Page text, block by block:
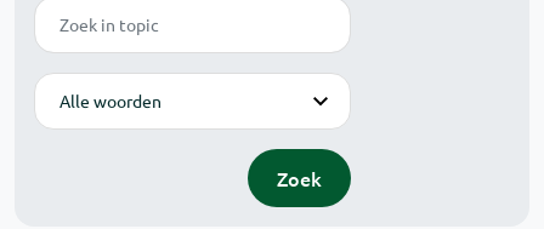
Zoek
Modus
Zoek